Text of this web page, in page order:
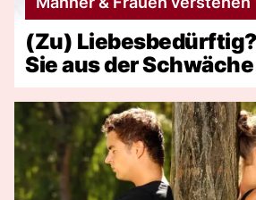
(Zu)
Sie aus der